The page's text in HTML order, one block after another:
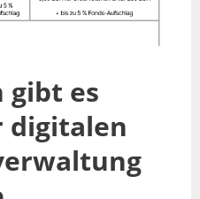
gibt es
digitalen